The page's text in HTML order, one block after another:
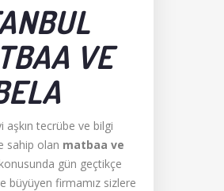
VE
aşkın tecrübe ve bilgi
sahip olan matbaa ve
konusunda gün geçtikçe
büyüyen firmamız sizlere